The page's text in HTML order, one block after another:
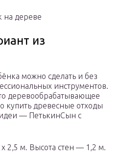
на дереве
из
можно сделать и без
инструментов.
деревообрабатывающее
купить древесные отходы
— ПетькинСын с
2,5 м. Высота стен — 1,2 м.